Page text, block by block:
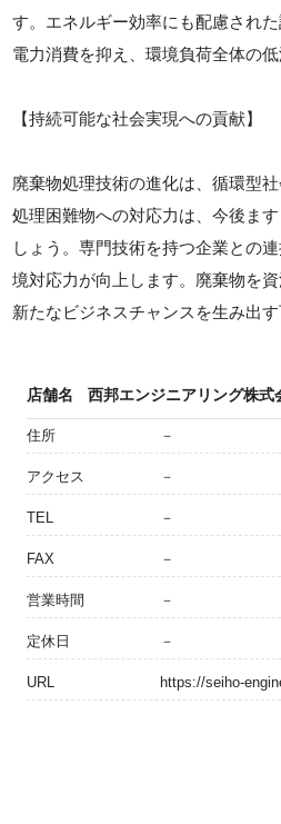
す。エネルギー効率にも配慮され
電力消費を抑え、環境負荷全体の低
【持続可能な社会実現への貢献】
廃棄物処理技術の進化は、循環型
処理困難物への対応力は、今後ま
しょう。専門技術を持つ企業との
境対応力が向上します。廃棄物を
新たなビジネスチャンスを生み出す
店舗名 西邦エンジニアリング株式
住所 －
アクセス －
TEL －
FAX －
営業時間 －
定休日 －
URL https://seiho-